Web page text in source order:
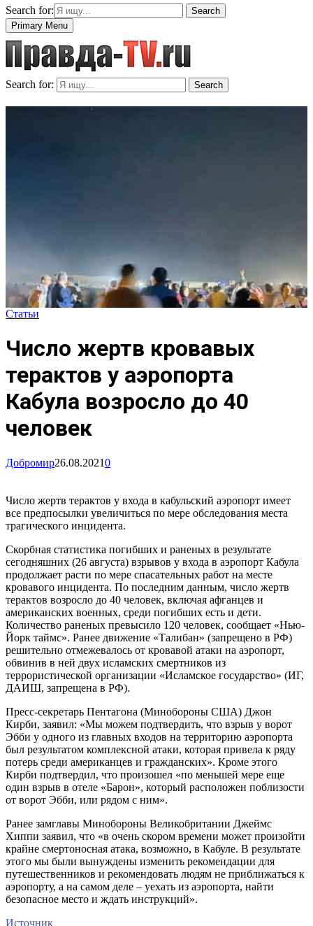
Search for:
Search
Primary Menu
Search for: Search
Статьи
Число жертв кровавых
терактов у аэропорта
Кабула возросло до 40
человек
Добромир26.08.20210
Число жертв терактов у входа в кабульский аэропорт имеет
все предпосылки увеличиться по мере обследования места
трагического инцидента.
Скорбная статистика погибших и раненых в результате
сегодняшних (26 августа) взрывов у входа в аэропорт Кабула
продолжает расти по мере спасательных работ на месте
кровавого инцидента. По последним данным, число жертв
терактов возросло до 40 человек, включая афганцев и
американских военных, среди погибших есть и дети.
Количество раненых превысило 120 человек, сообщает «Нью-
Йорк таймс». Ранее движение «Талибан» (запрещено в РФ)
решительно отмежевалось от кровавой атаки на аэропорт,
обвинив в ней двух исламских смертников из
террористической организации «Исламское государство» (ИГ,
ДАИШ, запрещена в РФ).
Пресс-секретарь Пентагона (Минобороны США) Джон
Кирби, заявил: «Мы можем подтвердить, что взрыв у ворот
Эбби у одного из главных входов на территорию аэропорта
был результатом комплексной атаки, которая привела к ряду
потерь среди американцев и гражданских». Кроме этого
Кирби подтвердил, что произошел «по меньшей мере еще
один взрыв в отеле «Барон», который расположен поблизости
от ворот Эбби, или рядом с ним».
Ранее замглавы Минобороны Великобритании Джеймс
Хиппи заявил, что «в очень скором времени может произойти
крайне смертоносная атака, возможно, в Кабуле. В результате
этого мы были вынуждены изменить рекомендации для
путешественников и рекомендовать людям не приближаться к
аэропорту, а на самом деле – уехать из аэропорта, найти
безопасное место и ждать инструкций».
Источник